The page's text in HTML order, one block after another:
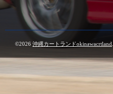
©2026 沖縄カートランドokinawacrtland